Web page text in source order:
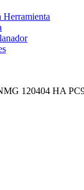
Herramienta
120404 HA